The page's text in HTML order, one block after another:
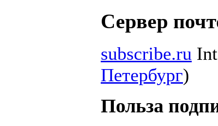
Сервер
subscribe.ru
Петербург)
Польза